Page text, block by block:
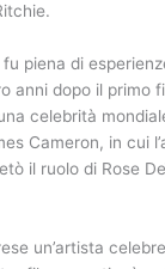
piena di
anni dopo il primo
celebrità
Cameron, in cui
il ruolo di Rose
un’artista